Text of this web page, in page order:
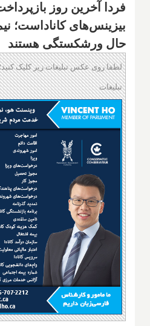
بیزینس‌های کاناداست؛
حال ورشکستگی هستند
لطفا روی عکس تبلیغات زیر کلیک
تبلیغات